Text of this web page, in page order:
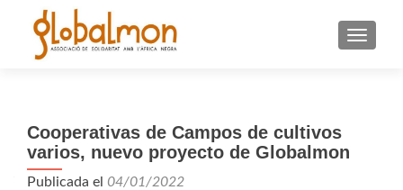
Cooperativas de Campos de cultivos
varios, nuevo proyecto de Globalmon
Publicada el 04/01/2022